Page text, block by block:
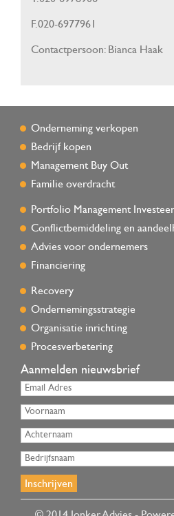
F.020-6977961
Contactpersoon: Bianca Haak
Onderneming verkopen
Bedrijf kopen
Management Buy Out
Familie overdracht
Portfolio Management
Conflictbemiddeling en
Advies voor ondernemers
Financiering
Recovery
Ondernemingsstrategie
Organisatie inrichting
Procesverbetering
Aanmelden nieuwsbrief